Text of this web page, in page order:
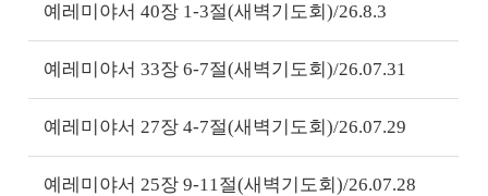
예레미야서 40장 1-3절(새벽기도회)/26.8.3
예레미야서 33장 6-7절(새벽기도회)/26.07.31
예레미야서 27장 4-7절(새벽기도회)/26.07.29
예레미야서 25장 9-11절(새벽기도회)/26.07.28